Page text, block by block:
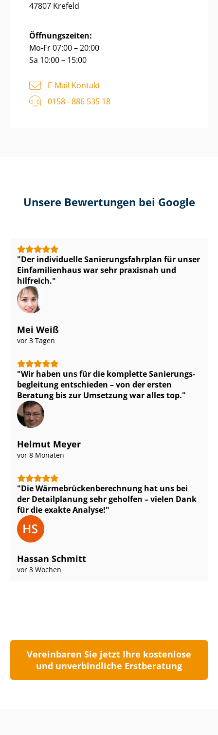
47807 Krefeld
Öffnungszeiten:
Mo-Fr 07:00 – 20:00
Sa 10:00 – 15:00
E-Mail Kontakt
0158 - 886 535 18
Unsere Bewertungen bei Google
Der individuelle Sa­nie­rungs­fahr­plan für unser
Einfamilienhaus war sehr praxisnah und
hilfreich.
Mei Weiß
vor 3 Tagen
Wir haben uns für die komplette Sa­nie­rungs­
be­glei­tung entschieden – von der ersten
Beratung bis zur Umsetzung war alles top.
Helmut Meyer
vor 8 Monaten
Die Wär­me­brü­cken­be­rech­nung hat uns bei
der Detailplanung sehr geholfen – vielen Dank
für die exakte Analyse!
Hassan Schmitt
vor 3 Wochen
Vereinbaren Sie jetzt Ihre kostenlose
und unverbindliche Erstberatung